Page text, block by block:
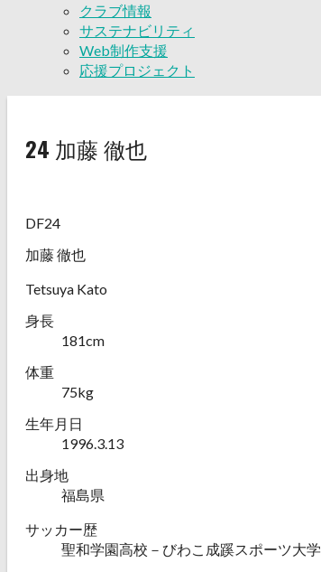
クラブ情報
サステナビリティ
Web制作支援
応援プロジェクト
24 加藤 徹也
DF24
加藤 徹也
Tetsuya Kato
身長
181cm
体重
75kg
生年月日
1996.3.13
出身地
福島県
サッカー歴
聖和学園高校－びわこ成蹊スポーツ大学